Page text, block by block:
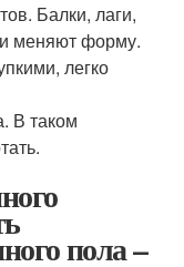
Балки, лаги,
и меняют форму.
легко
В таком
пола –